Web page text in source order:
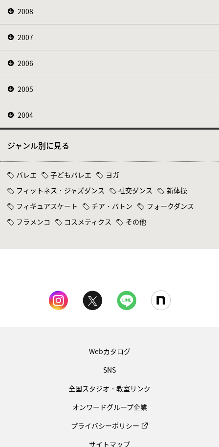
2008
2007
2006
2005
2004
ジャンル別に見る
バレエ 子どもバレエ
ヨガ
フィットネス・ジャズダンス
社交ダンス
新体操
フィギュアスケート
チア・バトン
フォークダンス
フラメンコ
コスメティクス その他
Webカタログ
SNS
全国スタジオ・教室リンク
オンワードグループ企業
プライバシーポリシー
サイトマップ